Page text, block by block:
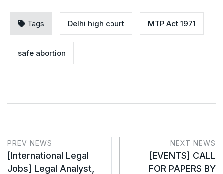
Tags Delhi high court MTP Act 1971
safe abortion
PREV NEWS
[International Legal
Jobs] Legal Analyst,
NEXT NEWS
[EVENTS] CALL
FOR PAPERS BY